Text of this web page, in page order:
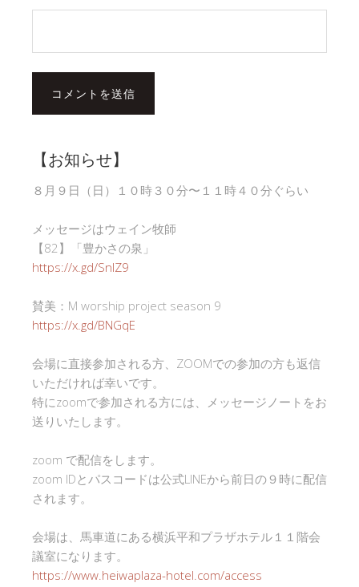
【お知らせ】
８月９日（日）１０時３０分〜１１時４０分ぐらい
メッセージはウェイン牧師
【82】「豊かさの泉」
https://x.gd/SnlZ9
賛美：M worship project season 9
https://x.gd/BNGqE
会場に直接参加される方、ZOOMでの参加の方も返信
いただければ幸いです。
特にzoomで参加される方には、メッセージノートをお
送りいたします。
zoom で配信をします。
zoom IDとパスコードは公式LINEから前日の９時に配信
されます。
会場は、馬車道にある横浜平和プラザホテル１１階会
議室になります。
https://www.heiwaplaza-hotel.com/access